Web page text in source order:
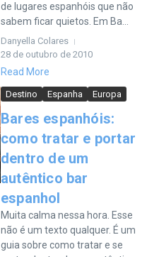
de lugares espanhóis que não
sabem ficar quietos. Em Ba...
Danyella Colares
28 de outubro de 2010
Read More
Destino Espanha Europa
Bares espanhóis:
como tratar e portar
dentro de um
autêntico bar
espanhol
Muita calma nessa hora. Esse
não é um texto qualquer. É um
guia sobre como tratar e se